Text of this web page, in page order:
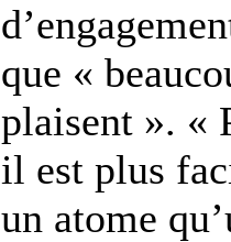
que «
plaisent ». «
il est plus
un atome